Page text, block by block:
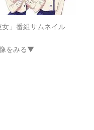
」番組サムネイル
をみる▼